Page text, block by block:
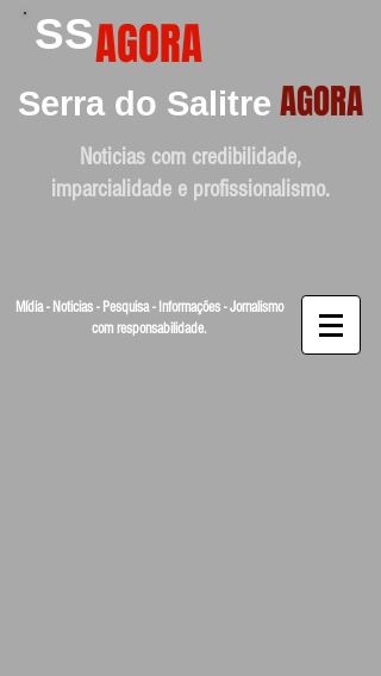
SSAGORA
Serra do Salitre AGORA
Noticias com credibilidade,
imparcialidade e profissionalismo.
Mídia - Noticias - Pesquisa - Informações - Jornalismo
com responsabilidade.